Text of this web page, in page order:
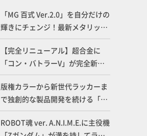
「MG 百式 Ver.2.0」を自分だけの
輝きにチェンジ！最新メタリック
塗料を使ってより金属感を増した
仕上がりに!!【試し読み】
【完全リニューアル】超合金に
「コン・バトラーV」が完全新規
造形で登場！気になる仕様を試作
品の撮り下ろしでご紹介!!さらに
「大鉄人17」＆「ワンエイト」セ
ット情報もお届け！【超合金の
魂】
版権カラーから新世代ラッカーま
で独創的な製品開発を続ける「ガ
イアノーツ」に塗料開発の裏側と
ラッカー塗料の未来についてイン
ROBOT魂 ver. A.N.I.M.E.に主役機